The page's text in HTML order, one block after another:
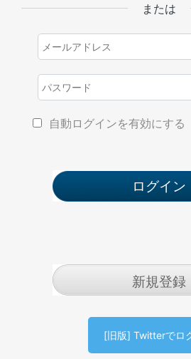
または
自動ログインを有効にする
新規登録
[旧版] Twitterでロ